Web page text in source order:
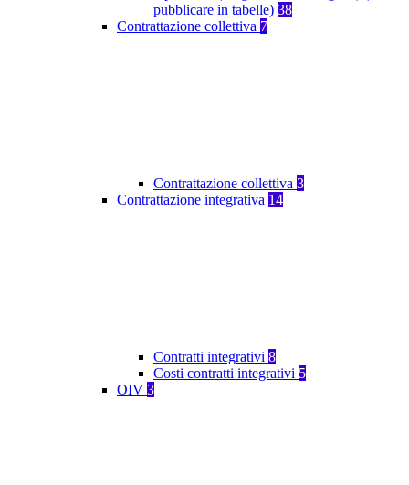
pubblicare in tabelle) 38
Contrattazione collettiva 7
Contrattazione collettiva 3
Contrattazione integrativa 14
Contratti integrativi 8
Costi contratti integrativi 5
OIV 3